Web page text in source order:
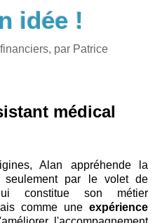
idée !
par Patrice
médical
Alan appréhende la
seulement par le volet de
constitue son métier
comme une expérience